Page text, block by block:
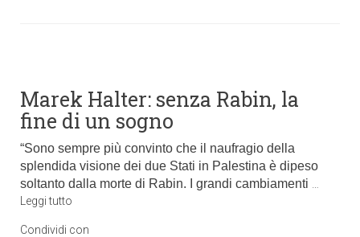
Marek Halter: senza Rabin, la
fine di un sogno
“Sono sempre più convinto che il naufragio della
splendida visione dei due Stati in Palestina è dipeso
soltanto dalla morte di Rabin. I grandi cambiamenti
Leggi tutto
Condividi con